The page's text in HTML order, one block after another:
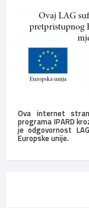
Ova internet
programa IPARD
je odgovornost
Europske unije.